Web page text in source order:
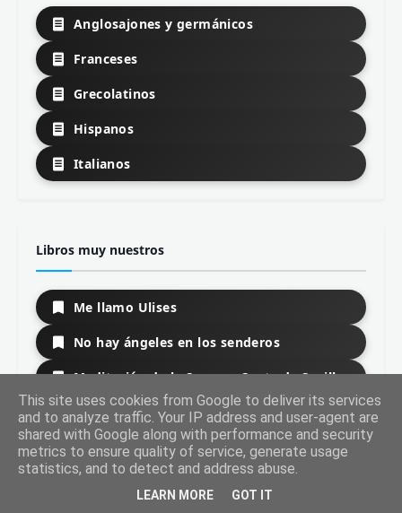
Anglosajones y germánicos
Franceses
Grecolatinos
Hispanos
Italianos
Libros muy nuestros
Me llamo Ulises
No hay ángeles en los senderos
Meditación de la Semana Santa de Sevilla
Sete y la Llave Guanahaní
Libros Top Historia
This site uses cookies from Google to deliver its services
and to analyze traffic. Your IP address and user-agent are
shared with Google along with performance and security
metrics to ensure quality of service, generate usage
statistics, and to detect and address abuse.
LEARN MORE GOT IT